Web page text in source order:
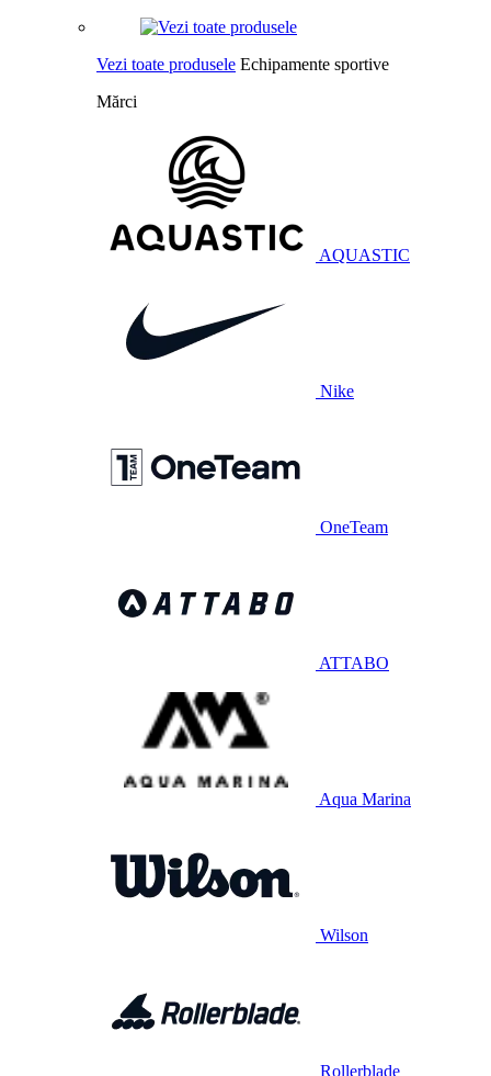
Vezi toate produsele Echipamente sportive
Mărci
AQUASTIC
Nike
OneTeam
ATTABO
Aqua Marina
Wilson
Rollerblade